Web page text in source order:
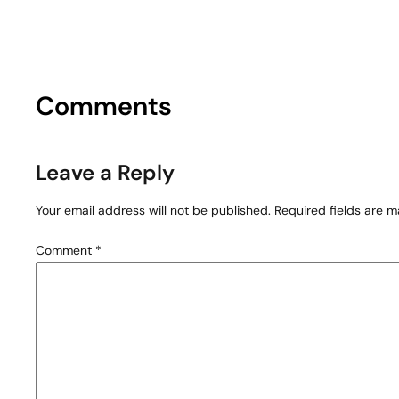
Comments
Leave a Reply
Your email address will not be published. Required fields are
Comment *